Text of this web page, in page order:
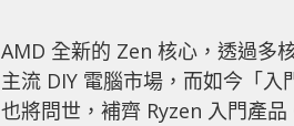
AMD 全新的 Zen 核心，透過多
主流 DIY 電腦市場，而如今「入
也將問世，補齊 Ryzen 入門產